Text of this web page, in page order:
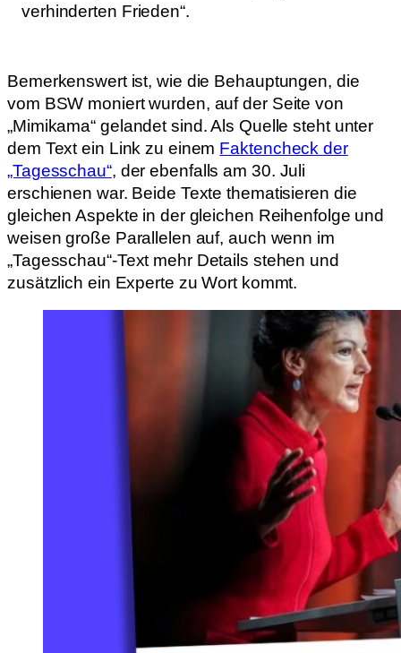
verhinderten Frieden“.
Bemerkenswert ist, wie die Behauptungen, die
vom BSW moniert wurden, auf der Seite von
„Mimikama“ gelandet sind. Als Quelle steht unter
dem Text ein Link zu einem Faktencheck der
„Tagesschau“, der ebenfalls am 30. Juli
erschienen war. Beide Texte thematisieren die
gleichen Aspekte in der gleichen Reihenfolge und
weisen große Parallelen auf, auch wenn im
„Tagesschau“-Text mehr Details stehen und
zusätzlich ein Experte zu Wort kommt.